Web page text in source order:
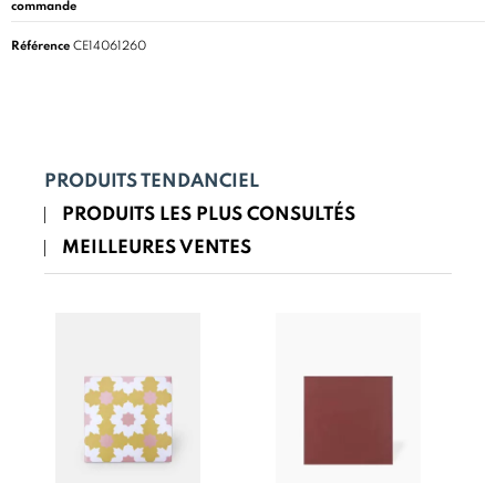
commande
Référence CE14061260
PRODUITS TENDANCIEL
PRODUITS LES PLUS CONSULTÉS
MEILLEURES VENTES